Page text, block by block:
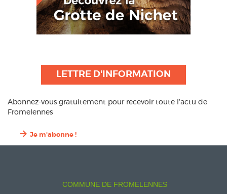
LETTRE D'INFORMATION
Abonnez-vous gratuitement pour recevoir toute l’actu de
Fromelennes
Je m'abonne !
COMMUNE DE FROMELENNES